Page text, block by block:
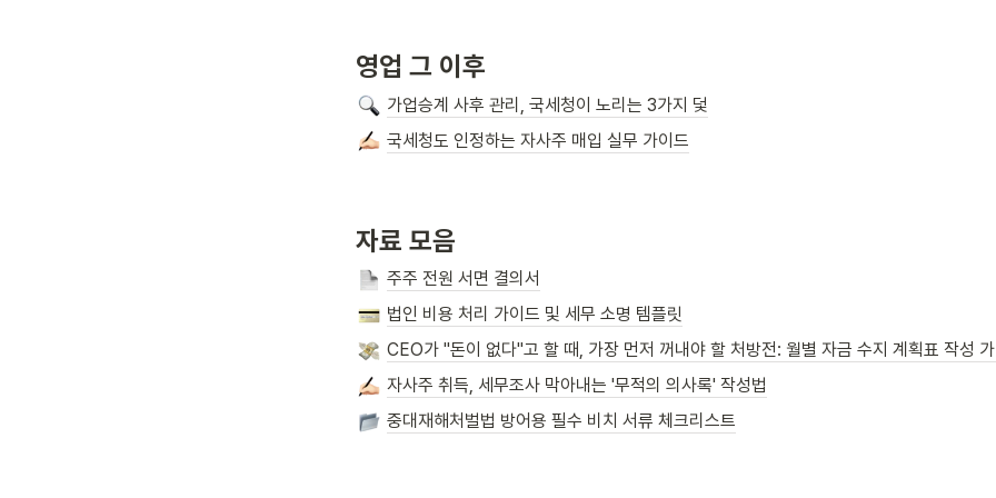
영업 그 이후
가업승계 사후 관리, 국세청이 노리는 3가지 덫
국세청도 인정하는 자사주 매입 실무 가이드
자료 모음
주주 전원 서면 결의서
법인 비용 처리 가이드 및 세무 소명 템플릿
CEO가 "돈이 없다"고 할 때, 가장 먼저 꺼내야 할 처방전: 월별 자금 수지 계획표 작성
자사주 취득, 세무조사 막아내는 '무적의 의사록' 작성법
중대재해처벌법 방어용 필수 비치 서류 체크리스트